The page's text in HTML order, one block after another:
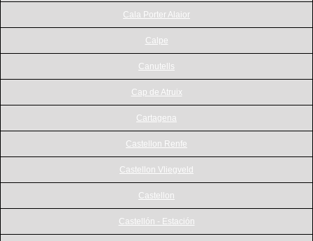
Cala Porter Alaior
Calpe
Canutells
Cap de Atruix
Cartagena
Castellon Renfe
Castellon Vliegveld
Castellon
Castellón - Estación